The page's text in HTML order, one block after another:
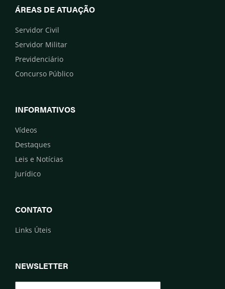
ÁREAS DE ATUAÇÃO
Servidor Civil
Servidor Militar
Previdenciário
Concurso Público
INFORMATIVOS
Vídeos
Destaques
Leis e Notícias
Jurídico
CONTATO
Links Úteis
NEWSLETTER